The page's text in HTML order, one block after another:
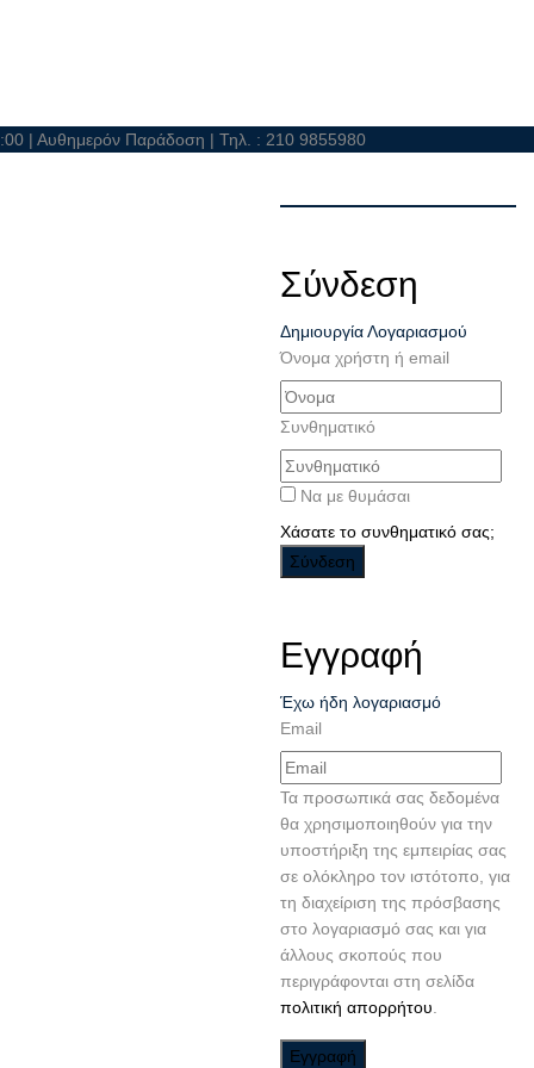
| Αυθημερόν Παράδοση | Τηλ. : 210 9855980
Σύνδεση
Δημιουργία Λογαριασμού
Όνομα χρήστη ή email
Συνθηματικό
Να με θυμάσαι
Χάσατε το συνθηματικό σας;
Εγγραφή
Έχω ήδη λογαριασμό
Email
Τα προσωπικά σας δεδομένα
θα χρησιμοποιηθούν για την
υποστήριξη της εμπειρίας σας
σε ολόκληρο τον ιστότοπο, για
τη διαχείριση της πρόσβασης
στο λογαριασμό σας και για
άλλους σκοπούς που
περιγράφονται στη σελίδα
πολιτική απορρήτου